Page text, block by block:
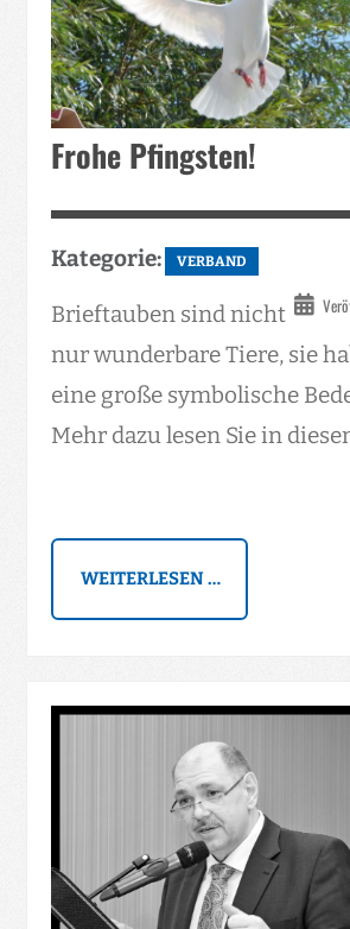
Frohe Pfingsten!
Kategorie: VERBAND
Brieftauben sind nicht
nur wunderbare Tiere, sie
eine große symbolische
Mehr dazu lesen Sie in
WEITERLESEN …